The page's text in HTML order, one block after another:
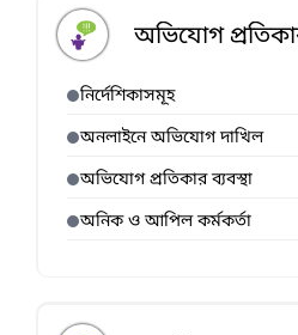
অভিযোগ
নির্দেশিকাসমূহ
অনলাইনে অভিযোগ দাখিল
অভিযোগ প্রতিকার ব্যবস্থা
অনিক ও আপিল কর্মকর্তা